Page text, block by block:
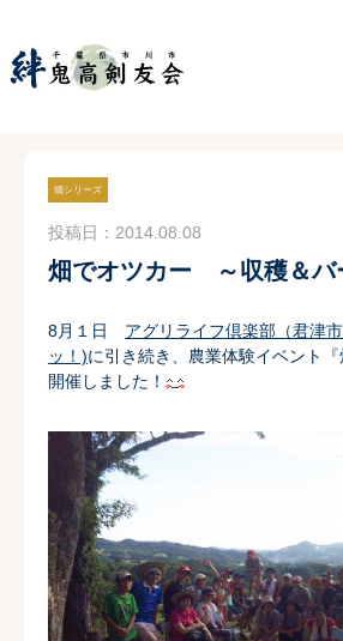
畑シリーズ
投稿日：2014.08.08
畑でオツカー ～収穫＆バ
8月１日 アグリライフ倶楽部（君津市
ッ！)に引き続き、農業体験イベント
開催しました！